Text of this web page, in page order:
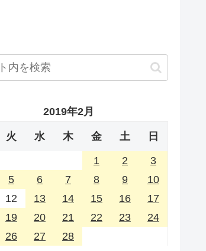
2019年2月
火 水 木 金 土 日
1 2
3
5 6 7 8 9
10
12 13 14 15 16
17
19 20 21 22 23
24
26 27 28